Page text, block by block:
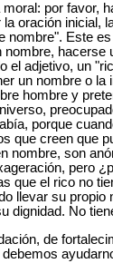
por favor,
oración
nombre". Este
el adjetivo, un
un nombre o
hombre y
porque
que creen que
nombre, son
pero
que el rico no
llevar su
dignidad. No
de